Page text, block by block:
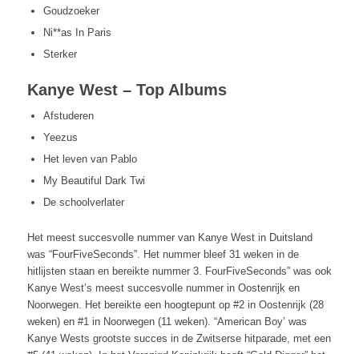
Goudzoeker
Ni**as In Paris
Sterker
Kanye West – Top Albums
Afstuderen
Yeezus
Het leven van Pablo
My Beautiful Dark Twi
De schoolverlater
Het meest succesvolle nummer van Kanye West in Duitsland
was “FourFiveSeconds”. Het nummer bleef 31 weken in de
hitlijsten staan en bereikte nummer 3. FourFiveSeconds” was ook
Kanye West’s meest succesvolle nummer in Oostenrijk en
Noorwegen. Het bereikte een hoogtepunt op #2 in Oostenrijk (28
weken) en #1 in Noorwegen (11 weken). “American Boy’ was
Kanye Wests grootste succes in de Zwitserse hitparade, met een